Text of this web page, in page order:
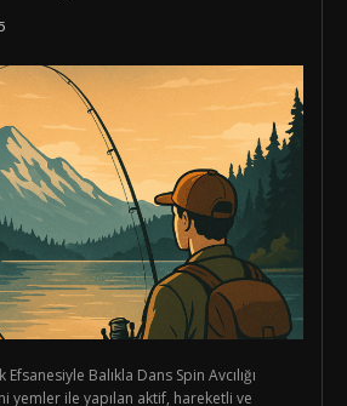
Efsanesiyle Balıkla Dans Spin Avcılığı
yemler ile yapılan aktif, hareketli ve